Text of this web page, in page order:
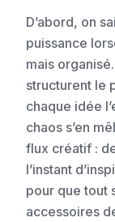
D’abord, on
puissance
mais
structurent le
chaque idée
chaos s’en
flux créatif :
l’instant
pour que tout
accessoires